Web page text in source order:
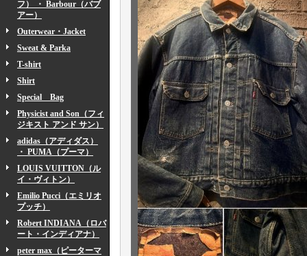
フ） ・ Barbour（バブ
アー）
Outerwear・Jacket
Sweat & Parka
T-shirt
Shirt
Special Bag
Physicist and Son（フィ
ジキスト アンド サン）
adidas（アディダス）
・ PUMA（プーマ）
LOUIS VUITTON（ル
イ・ヴィトン）
Emilio Pucci（エミリオ
プッチ）
Robert INDIANA（ロバ
ート・インディアナ）
peter max（ピーターマ